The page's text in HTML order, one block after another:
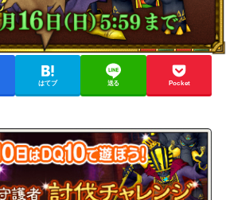
はてブ 送る Pocket